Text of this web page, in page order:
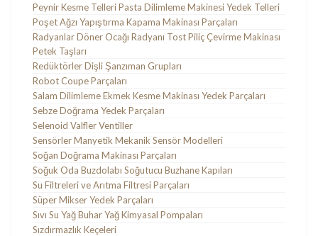
Peynir Kesme Telleri Pasta Dilimleme Makinesi Yedek Telleri
Poşet Ağzı Yapıştırma Kapama Makinası Parçaları
Radyanlar Döner Ocağı Radyanı Tost Piliç Çevirme Makinası
Petek Taşları
Redüktörler Dişli Şanzıman Grupları
Robot Coupe Parçaları
Salam Dilimleme Ekmek Kesme Makinası Yedek Parçaları
Sebze Doğrama Yedek Parçaları
Selenoid Valfler Ventiller
Sensörler Manyetik Mekanik Sensör Modelleri
Soğan Doğrama Makinası Parçaları
Soğuk Oda Buzdolabı Soğutucu Buzhane Kapıları
Su Filtreleri ve Arıtma Filtresi Parçaları
Süper Mikser Yedek Parçaları
Sıvı Su Yağ Buhar Yağ Kimyasal Pompaları
Sızdırmazlık Keçeleri